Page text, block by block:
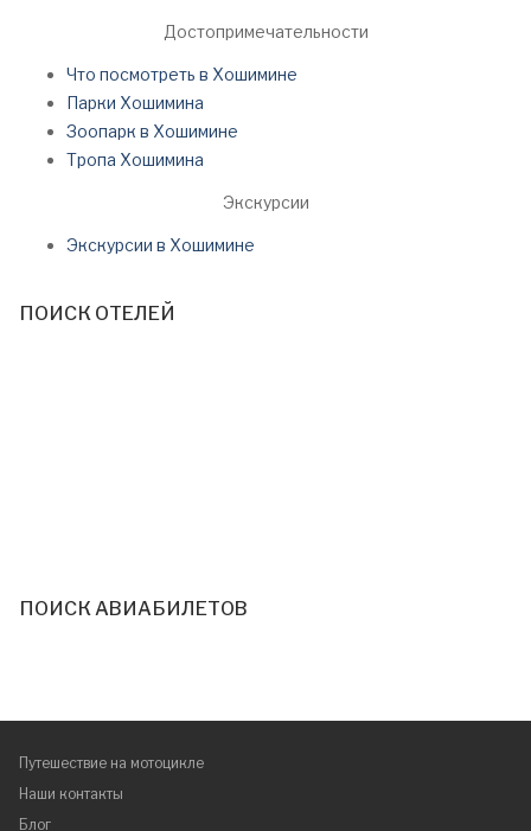
Достопримечательности
Что посмотреть в Хошимине
Парки Хошимина
Зоопарк в Хошимине
Тропа Хошимина
Экскурсии
Экскурсии в Хошимине
ПОИСК ОТЕЛЕЙ
ПОИСК АВИАБИЛЕТОВ
Путешествие на мотоцикле
Наши контакты
Блог